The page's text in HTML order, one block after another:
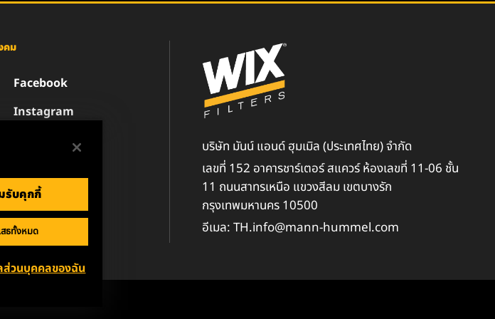
คม
Facebook
Instagram
บริษัท มันน์ แอนด์ ฮุมเมิล (ประเทศไทย) จำกัด
เลขที่ 152 อาคารชาร์เตอร์ สแควร์ ห้องเลขที่ 11-06 ชั้น
11 ถนนสาทรเหนือ แขวงสีลม เขตบางรัก
กรุงเทพมหานคร 10500
อีเมล: TH.info@mann-hummel.com
รับคุกกี้
ธทั้งหมด
ส่วนบุคคลของฉัน